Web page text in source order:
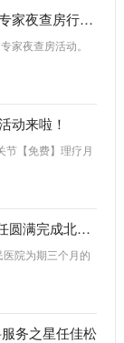
深夜守护，只为您的健康——我院院长、专家夜查房行动纪实
夜查房活动。
动来啦！
【免费】理疗月
进修归来，砥砺前行 | 我院骨科齐学良主任圆满完成北京大学人民医院进修学习
院为期三个月的
务之星任佳松